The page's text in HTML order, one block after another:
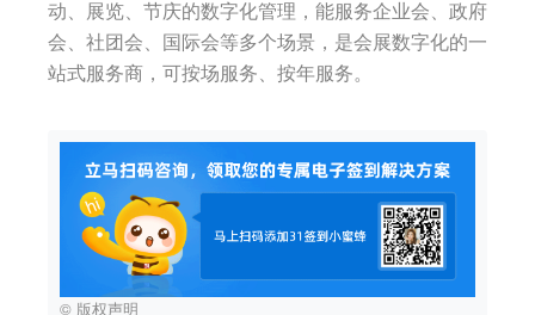
动、展览、节庆的数字化管理，能服务企业会、政府
会、社团会、国际会等多个场景，是会展数字化的一
站式服务商，可按场服务、按年服务。
© 版权声明